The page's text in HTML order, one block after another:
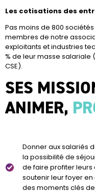
Les cotisations des
Pas moins de 800
membres de notre
exploitants et industries
% de leur masse salariale
CSE).
SES
ANIMER,
Donner aux salariés
la possibilité de
de faire profiter
soutenir leur foyer
des moments clés